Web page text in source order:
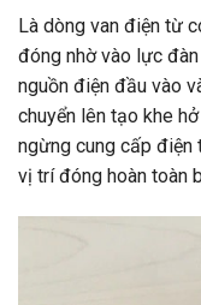
Là dòng van điện từ
đóng nhờ vào lực
nguồn điện đầu vào
chuyển lên tạo khe
ngừng cung cấp
vị trí đóng hoàn toàn